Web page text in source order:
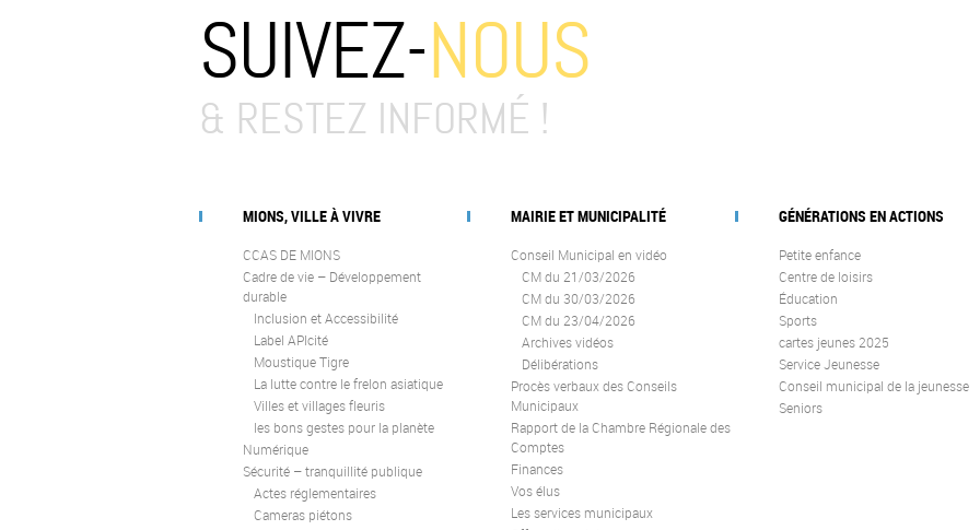
SUIVEZ-NOUS
& RESTEZ INFORMÉ !
MIONS, VILLE À VIVRE
CCAS DE MIONS
Cadre de vie – Développement
durable
Inclusion et Accessibilité
Label APIcité
Moustique Tigre
La lutte contre le frelon asiatique
Villes et villages fleuris
les bons gestes pour la planète
Numérique
Sécurité – tranquillité publique
Actes réglementaires
Cameras piétons
MAIRIE ET MUNICIPALITÉ
Conseil Municipal en vidéo
CM du 21/03/2026
CM du 30/03/2026
CM du 23/04/2026
Archives vidéos
Délibérations
Procès verbaux des Conseils
Municipaux
Rapport de la Chambre Régionale des
Comptes
Finances
Vos élus
Les services municipaux
GÉNÉRATIONS EN ACTIONS
Petite enfance
Centre de loisirs
Éducation
Sports
cartes jeunes 2025
Service Jeunesse
Conseil municipal de la jeunesse
Seniors